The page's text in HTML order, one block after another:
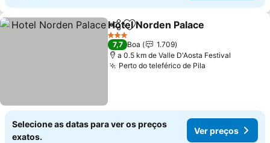
PartilharAdicionar aos favoritos
Hotel Norden Palace
3 Estrelas
7,7 Boa
1.709
a 0.5 km de Valle D'Aosta Festival
Perto do teleférico de Pila
Selecione as datas para ver os preços
exatos.
Ver preços